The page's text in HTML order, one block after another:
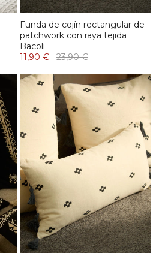
Funda de cojín rectangular de
patchwork con raya tejida
Bacoli
11,90 €
23,90 €